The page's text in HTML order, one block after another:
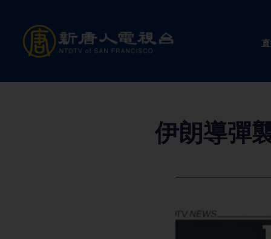
content
伊朗導彈